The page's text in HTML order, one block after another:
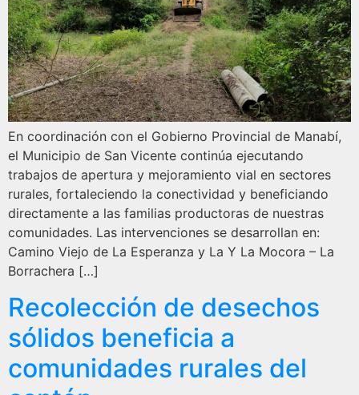
En coordinación con el Gobierno Provincial de Manabí,
el Municipio de San Vicente continúa ejecutando
trabajos de apertura y mejoramiento vial en sectores
rurales, fortaleciendo la conectividad y beneficiando
directamente a las familias productoras de nuestras
comunidades. Las intervenciones se desarrollan en:
Camino Viejo de La Esperanza y La Y La Mocora – La
Borrachera […]
Recolección de desechos
sólidos beneficia a
comunidades rurales del